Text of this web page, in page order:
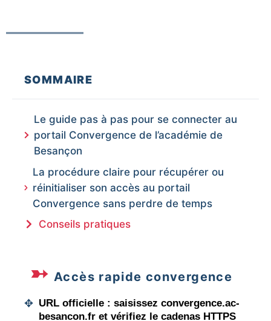
SOMMAIRE
Le guide pas à pas pour se connecter au
portail Convergence de l’académie de
Besançon
La procédure claire pour récupérer ou
réinitialiser son accès au portail
Convergence sans perdre de temps
Conseils pratiques
Accès rapide convergence
URL officielle : saisissez convergence.ac-
besancon.fr et vérifiez le cadenas HTTPS